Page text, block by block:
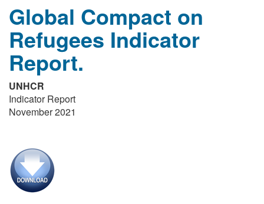
Global Compact on
Refugees Indicator
Report.
UNHCR
Indicator Report
November 2021